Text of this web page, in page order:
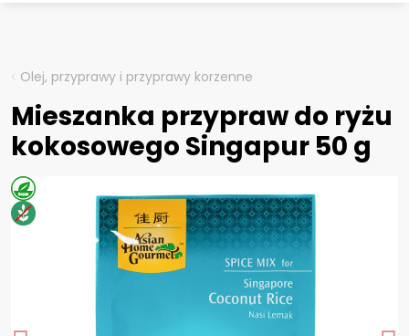
Olej, przyprawy i przyprawy korzenne
Mieszanka przypraw do ryżu
kokosowego Singapur 50 g